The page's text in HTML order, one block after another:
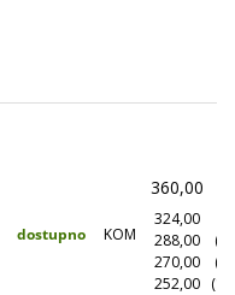
dostupno KOM
360,00
324,00
288,00
270,00
252,00